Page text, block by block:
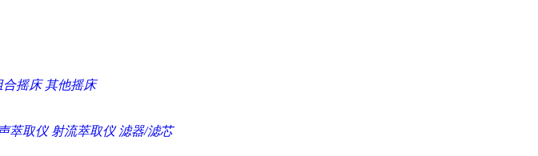
合摇床 其他摇床
萃取仪 射流萃取仪 滤器/滤芯